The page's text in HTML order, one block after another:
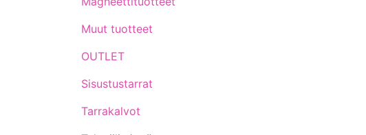
Muut tuotteet
OUTLET
Sisustustarrat
Tarrakalvot